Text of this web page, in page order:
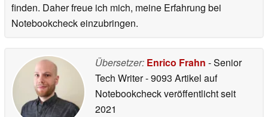
finden. Daher freue ich mich, meine Erfahrung bei
Notebookcheck einzubringen.
Übersetzer: Enrico Frahn - Senior
Tech Writer- 9093 Artikel auf
Notebookcheck veröffentlichtseit
2021